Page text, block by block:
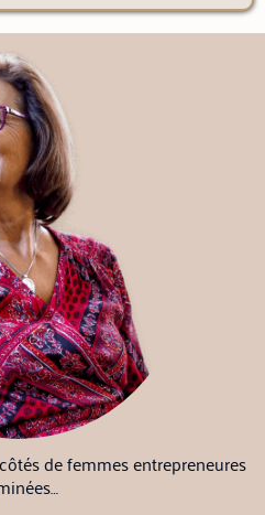
de femmes entrepreneures